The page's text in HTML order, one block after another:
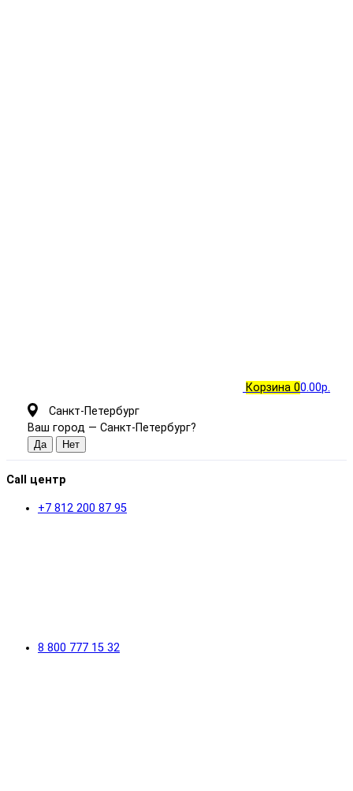
Корзина 00.00р.
Санкт-Петербург
Ваш город — Санкт-Петербург?
Call центр
+7 812 200 87 95
8 800 777 15 32